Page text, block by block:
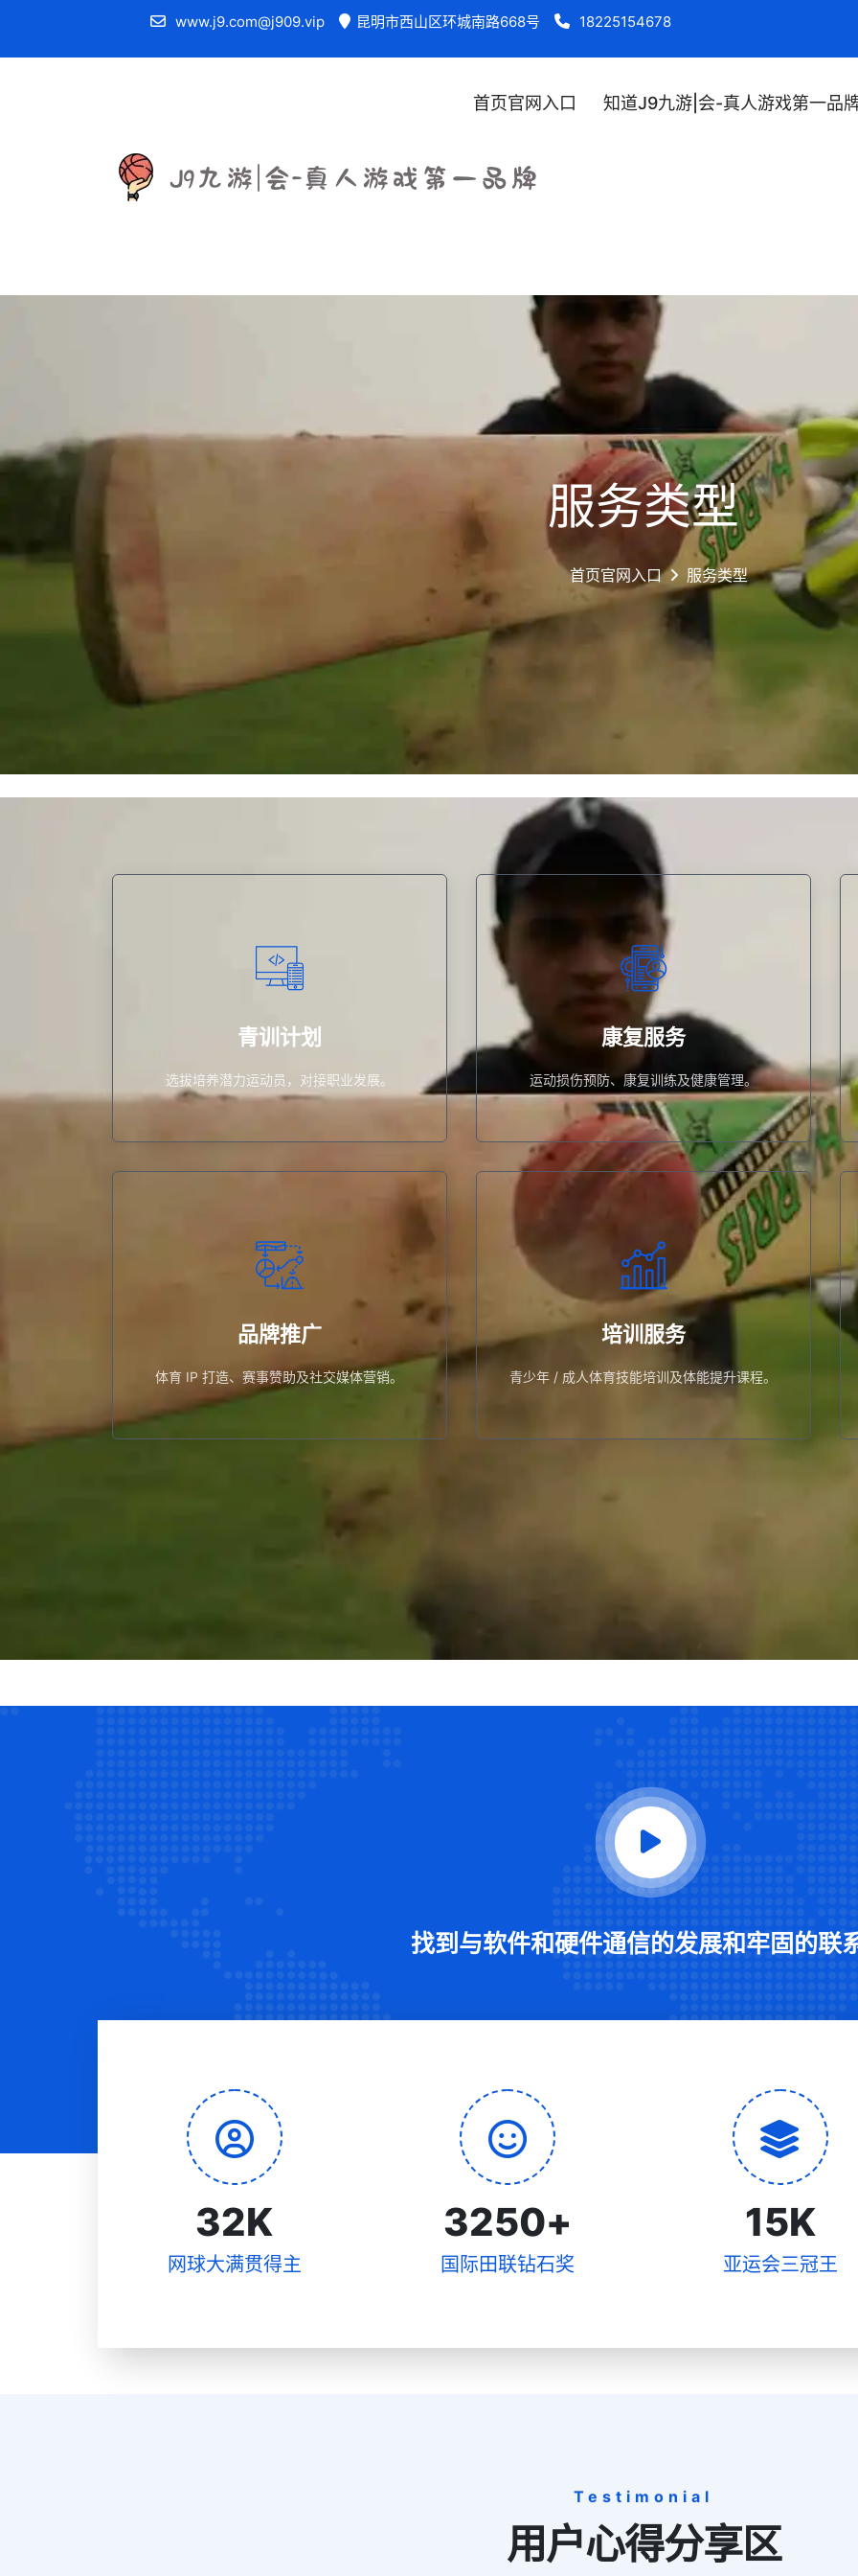
www.j9.com@j909.vip 昆明市西山区环城南路668号 18225154678
首页官网入口 知道J9九游|会-真人游戏第一品
服务类型
首页官网入口 服务类型
青训计划
选拔培养潜力运动员，对接职业发展。
康复服务
运动损伤预防、康复训练及健康管理。
康复服务
运动损伤预防、康复训练及健康管理。
品牌推广
体育 IP 打造、赛事赞助及社交媒体营销。
品牌推广
体育 IP 打造、赛事赞助及社交媒体营销。
培训服务
青少年 / 成人体育技能培训及体能提升课程。
培训服务
青少年 / 成人体育技能培训及体能提升课程。
找到与软件和硬件通信的发展和牢固的联
32K
网球大满贯得主
3250+
国际田联钻石奖
15K
亚运会三冠王
Testimonial
用户心得分享区